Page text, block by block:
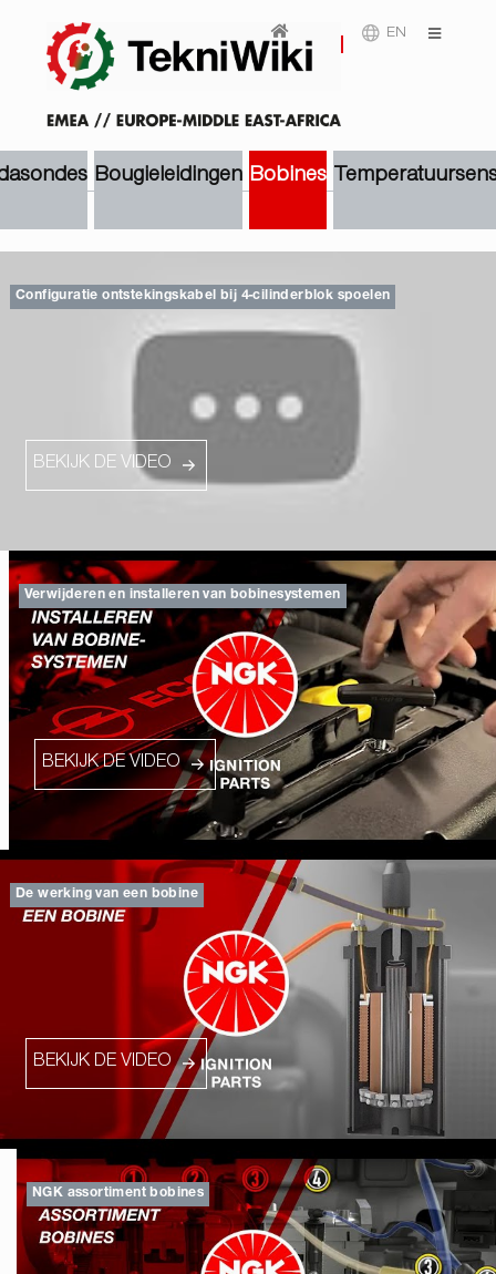
EN
Bougieleidingen Bobines
Configuratie ontstekingskabel bij 4-cilinderblok spoelen
BEKIJK DE VIDEO
Verwijderen en installeren van bobinesystemen
BEKIJK DE VIDEO
De werking van een bobine
BEKIJK DE VIDEO
NGK assortiment bobines